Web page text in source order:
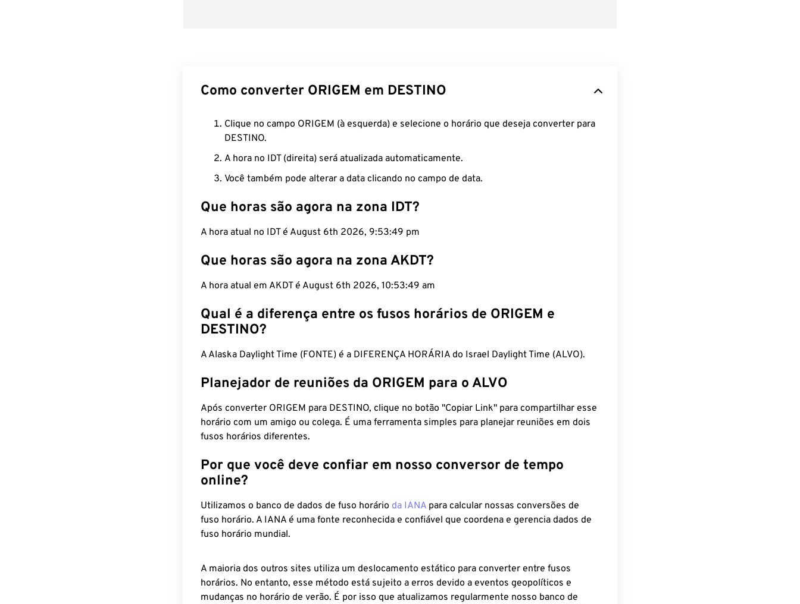
Como converter ORIGEM em DESTINO
Clique no campo ORIGEM (à esquerda) e selecione o horário que deseja converter para
DESTINO.
A hora no IDT (direita) será atualizada automaticamente.
Você também pode alterar a data clicando no campo de data.
Que horas são agora na zona IDT?
A hora atual no IDT é August 6th 2026, 9:53:49 pm
Que horas são agora na zona AKDT?
A hora atual em AKDT é August 6th 2026, 10:53:49 am
Qual é a diferença entre os fusos horários de ORIGEM e
DESTINO?
A Alaska Daylight Time (FONTE) é a DIFERENÇA HORÁRIA do Israel Daylight Time (ALVO).
Planejador de reuniões da ORIGEM para o ALVO
Após converter ORIGEM para DESTINO, clique no botão "Copiar Link" para compartilhar esse
horário com um amigo ou colega. É uma ferramenta simples para planejar reuniões em dois
fusos horários diferentes.
Por que você deve confiar em nosso conversor de tempo
online?
Utilizamos o banco de dados de fuso horário da IANA para calcular nossas conversões de
fuso horário. A IANA é uma fonte reconhecida e confiável que coordena e gerencia dados de
fuso horário mundial.
A maioria dos outros sites utiliza um deslocamento estático para converter entre fusos
horários. No entanto, esse método está sujeito a erros devido a eventos geopolíticos e
mudanças no horário de verão. É por isso que atualizamos regularmente nosso banco de